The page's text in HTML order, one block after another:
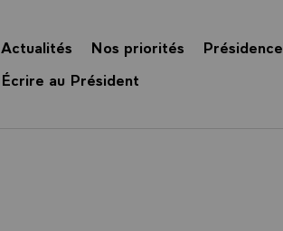
Actualités Nos priorités
Présidence
Écrire au Président